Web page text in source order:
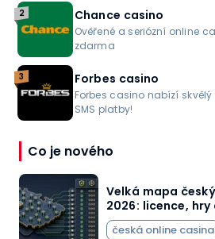
2 Chance casino
Ověřené a seriózní online
zdarma
3 Forbes casino
Forbes casino nabízí
SMS platby!
Co je nového
Velká mapa
2026: licence,
česká online casina